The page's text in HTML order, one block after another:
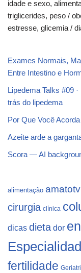
idade e sexo,
triglicerides, peso /
estresse, glicemia /
Exames Normais,
Entre Intestino e
Lipedema Talks #09
trás do lipedema
Por Que Você
Azeite arde a
Scora — AI
alimentação amatotv
cirurgia clínica
dicas dieta dor
fertilidade